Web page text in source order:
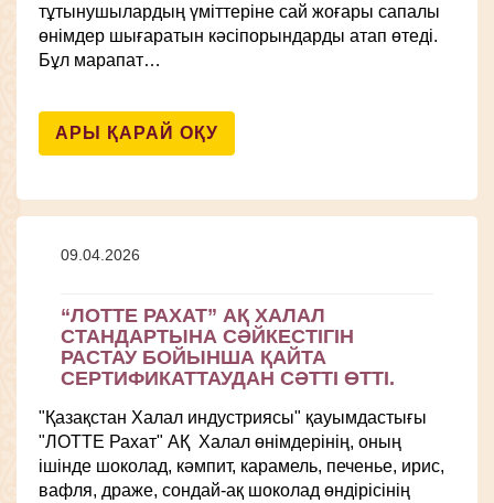
тұтынушылардың үміттеріне сай жоғары сапалы
өнімдер шығаратын кәсіпорындарды атап өтеді.
Бұл марапат…
АРЫ ҚАРАЙ ОҚУ
09.04.2026
“ЛОТТЕ РАХАТ” АҚ ХАЛАЛ
СТАНДАРТЫНА СӘЙКЕСТІГІН
РАСТАУ БОЙЫНША ҚАЙТА
СЕРТИФИКАТТАУДАН СӘТТІ ӨТТІ.
"Қазақстан Халал индустриясы" қауымдастығы
"ЛОТТЕ Рахат" АҚ Халал өнімдерінің, оның
ішінде шоколад, кәмпит, карамель, печенье, ирис,
вафля, драже, сондай-ақ шоколад өндірісінің